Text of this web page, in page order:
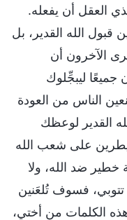
العقل أن يفعله.
قبول الله القدير، بل
الآخرون أن
جميعًا ليبجِّلوك
الناس من العودة
القدير لوعظك
على شعب الله
خطير ضد الله، ولا
تتوبي، فسوف تُلعَنين
الكلمات من أختي،